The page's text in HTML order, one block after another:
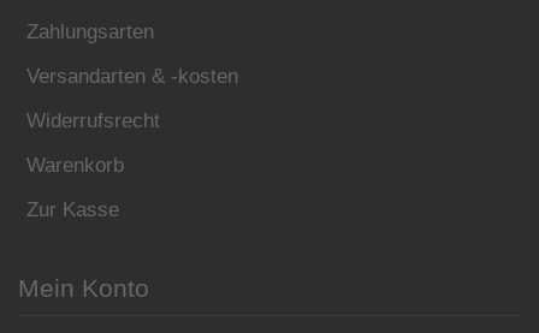
Zahlungsarten
Versandarten & -kosten
Widerrufsrecht
Warenkorb
Zur Kasse
Mein Konto